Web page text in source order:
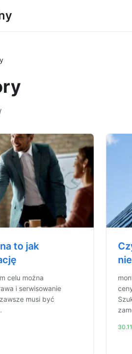
to jak
celu można
i serwisowanie
musi być